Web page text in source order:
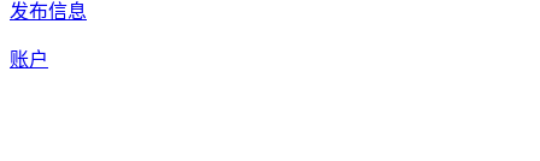
发布信息
账户